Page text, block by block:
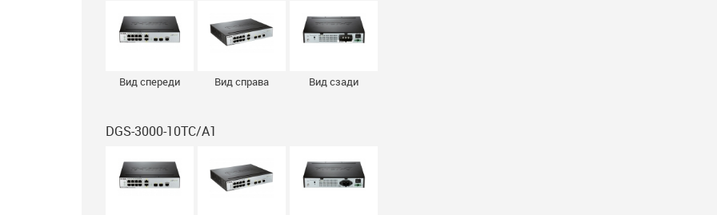
Вид спереди Вид справа Вид сзади
DGS-3000-10TC/A1